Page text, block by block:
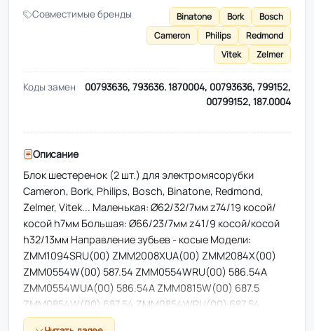
Совместимые бренды Binatone Bork
Bosch
Cameron
Philips
Redmond
Vitek
Zelmer
Коды замен
00793636, 793636. 1870004, 00793636, 799152,
00799152, 187.0004
Описание
Блок шестеренок (2 шт.) для электромясорубки
Cameron, Bork, Philips, Bosch, Binatone, Redmond,
Zelmer, Vitek... Маленькая: Ø62/32/7мм z74/19 косой/
косой h7мм Большая: Ø66/23/7мм z41/9 косой/косой
h32/13мм Направление зубьев - косые Модели:
ZMM1094SRU(00) ZMM2008XUA(00) ZMM2084X(00)
ZMM0554W(00) 587.54 ZMM0554WRU(00) 586.54A
ZMM0554WUA(00) 586.54A ZMM0815W(00) 687.5
ZMM0854W(00) 687.54 ZMM0854WRU(00) 687.54
ZMM0854WUA(00) 687.54 ZMM0954SRU(00) 886.54